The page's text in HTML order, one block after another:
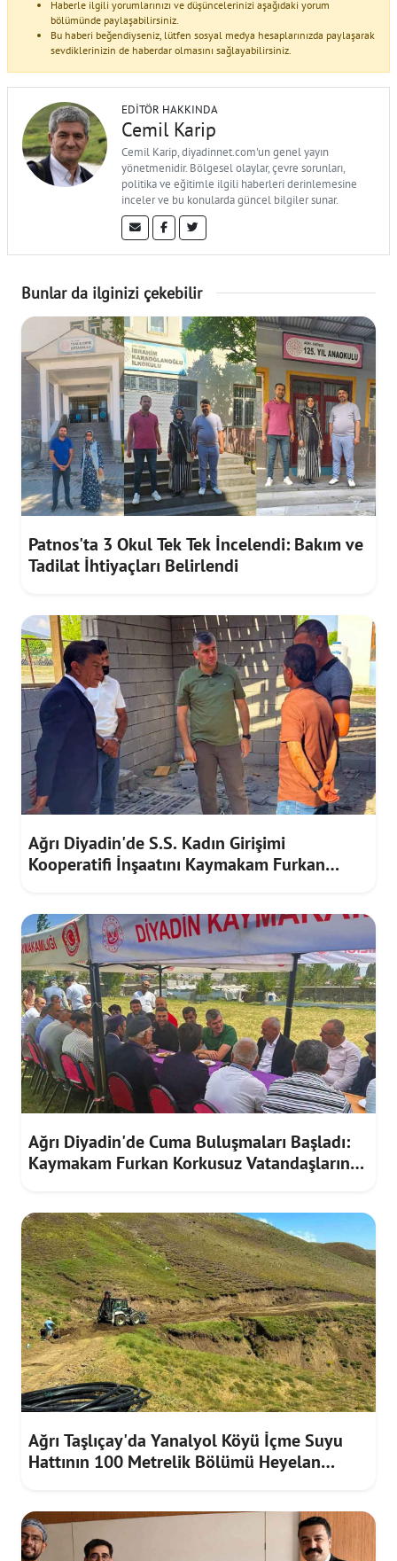
Haberle ilgili yorumlarınızı ve düşüncelerinizi aşağıdaki yorum
bölümünde paylaşabilirsiniz.
Bu haberi beğendiyseniz, lütfen sosyal medya hesaplarınızda paylaşarak
sevdiklerinizin de haberdar olmasını sağlayabilirsiniz.
EDITÖR HAKKINDA
Cemil Karip
Cemil Karip, diyadinnet.com'un genel yayın
yönetmenidir. Bölgesel olaylar, çevre sorunları,
politika ve eğitimle ilgili haberleri derinlemesine
inceler ve bu konularda güncel bilgiler sunar.
Bunlar da ilginizi çekebilir
Patnos'ta 3 Okul Tek Tek İncelendi: Bakım ve
Tadilat İhtiyaçları Belirlendi
Ağrı Diyadin'de S.S. Kadın Girişimi
Kooperatifi İnşaatını Kaymakam Furkan
Ağrı Diyadin'de Cuma Buluşmaları Başladı:
Kaymakam Furkan Korkusuz Vatandaşların
Ağrı Taşlıçay'da Yanalyol Köyü İçme Suyu
Hattının 100 Metrelik Bölümü Heyelan